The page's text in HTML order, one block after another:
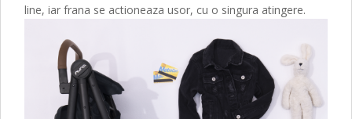
line, iar frana se actioneaza usor, cu o singura atingere.